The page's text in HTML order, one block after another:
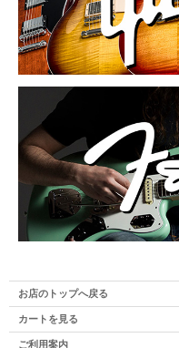
お店のトップへ戻る
カートを見る
ご利用案内